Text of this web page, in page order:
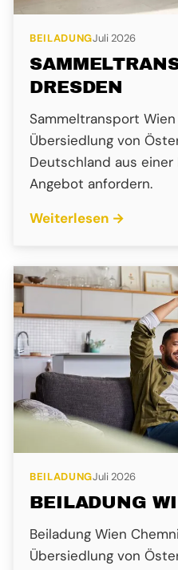
BEILADUNGJuli 2026
DRESDEN
Sammeltransport
Übersiedlung von
Deutschland aus einer
Angebot anfordern.
Weiterlesen →
BEILADUNGJuli 2026
BEILADUNG
Beiladung Wien
Übersiedlung von